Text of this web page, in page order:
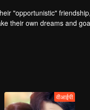
"opportunistic"
their own dreams and
वीआईपी